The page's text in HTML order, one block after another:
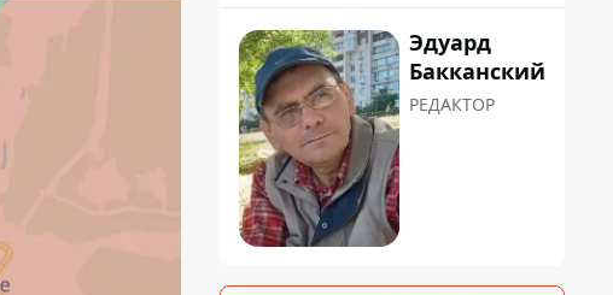
Эдуард
Бакканский
РЕДАКТОР